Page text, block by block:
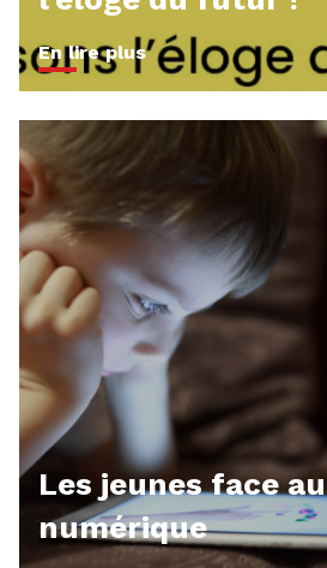
En lire plus
Les jeunes face au
numérique